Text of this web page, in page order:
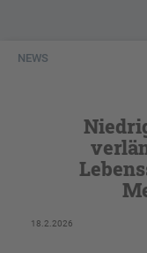
NEWS
18.2.2026